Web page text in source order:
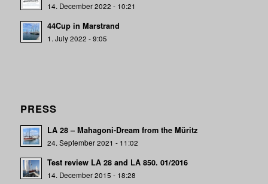
14. December 2022 - 10:21
44Cup in Marstrand
1. July 2022 - 9:05
PRESS
LA 28 – Mahagoni-Dream from the Müritz
24. September 2021 - 11:02
Test review LA 28 and LA 850. 01/2016
14. December 2015 - 18:28